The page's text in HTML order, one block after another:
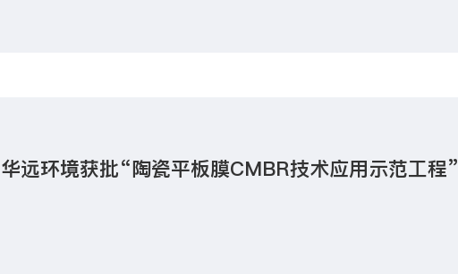
华远环境获批“陶瓷平板膜CMBR技术应用示范工程”